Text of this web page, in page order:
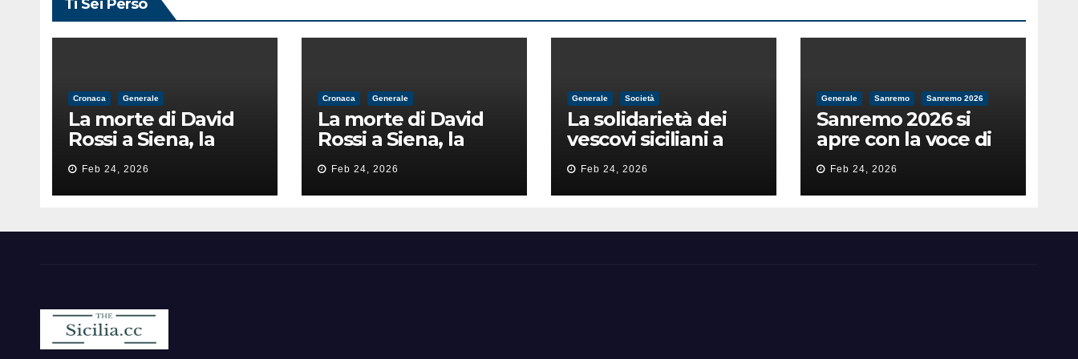
Ti Sei Perso
Cronaca Generale
La morte di David
Rossi a Siena, la
perizia lancia la
pista di
un’intimidazione
Feb 24, 2026
Cronaca Generale
La morte di David
Rossi a Siena, la
perizia lancia la
pista di
un’intimidazione
Feb 24, 2026
Generale Società
La solidarietà dei
vescovi siciliani a
Lorefice: «Ha difeso
il valore e la dignità
dell’umanità»
Feb 24, 2026
Generale Sanremo Sanremo 2026
Sanremo 2026 si
apre con la voce di
Pippo Baudo
Feb 24, 2026